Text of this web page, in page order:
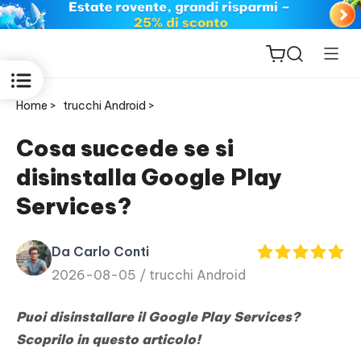
ReiBoot
for iOS
PDNob
PDF
New
iAnyGo
Home > trucchi Android >
Cosa succede se si
disinstalla Google Play
Services?
Da Carlo Conti
2026-08-05 / trucchi Android
Puoi disinstallare il Google Play Services?
Scoprilo in questo articolo!